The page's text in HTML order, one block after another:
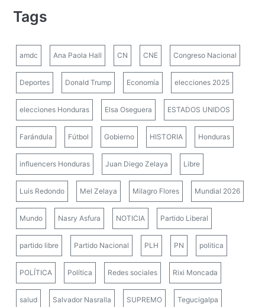
Tags
amdc Ana Paola Hall CN CNE Congreso Nacional
Deportes Donald Trump Economía elecciones 2025
elecciones Honduras Elsa Oseguera ESTADOS UNIDOS
Farándula Fútbol Gobierno HISTORIA Honduras
influencers Honduras Juan Diego Zelaya Libre
Luis Redondo Mel Zelaya Milagro Flores Mundial 2026
Mundo Nasry Asfura NOTICIA Partido Liberal
partido libre Partido Nacional PLH PN politica
POLÍTICA Política Redes sociales Rixi Moncada
salud Salvador Nasralla SUPREMO Tegucigalpa